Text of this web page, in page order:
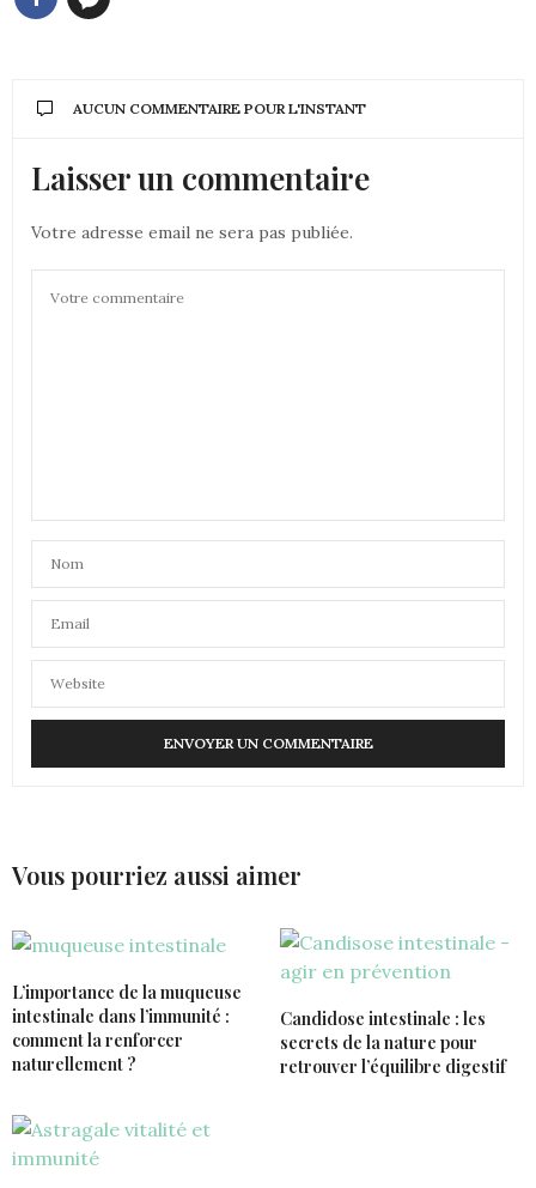
AUCUN COMMENTAIRE POUR L'INSTANT
Laisser un commentaire
Votre adresse email ne sera pas publiée.
Vous pourriez aussi aimer
L’importance de la muqueuse
intestinale dans l’immunité :
comment la renforcer
naturellement ?
Candidose intestinale : les
secrets de la nature pour
retrouver l’équilibre digestif